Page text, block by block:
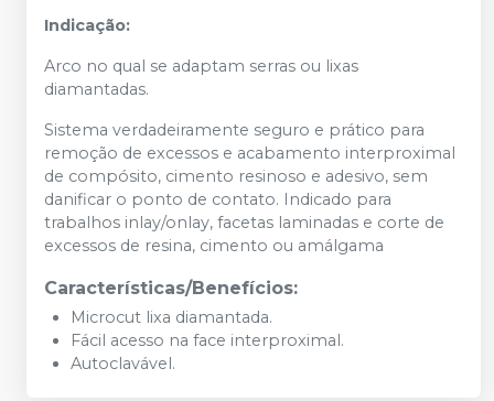
Indicação:
Arco no qual se adaptam serras ou lixas
diamantadas.
Sistema verdadeiramente seguro e prático para
remoção de excessos e acabamento interproximal
de compósito, cimento resinoso e adesivo, sem
danificar o ponto de contato. Indicado para
trabalhos inlay/onlay, facetas laminadas e corte de
excessos de resina, cimento ou amálgama
Características/Benefícios:
Microcut lixa diamantada.
Fácil acesso na face interproximal.
Autoclavável.